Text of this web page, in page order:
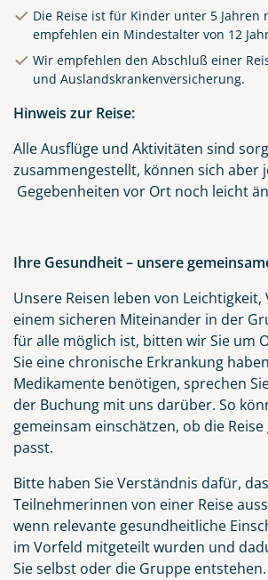
Die Reise ist für Kinder unter 5 Jahren
empfehlen ein Mindestalter von 12
Wir empfehlen den Abschluß einer
und Auslandskrankenversicherung.
Hinweis zur Reise:
Alle Ausflüge und Aktivitäten sind
zusammengestellt, können sich aber
Gegebenheiten vor Ort noch leicht
Ihre Gesundheit – unsere
Unsere Reisen leben von
einem sicheren Miteinander in der
für alle möglich ist, bitten wir Sie um
Sie eine chronische Erkrankung
Medikamente benötigen, sprechen
der Buchung mit uns darüber. So
gemeinsam einschätzen, ob die
passt.
Bitte haben Sie Verständnis dafür,
Teilnehmerinnen von einer Reise
wenn relevante gesundheitliche
im Vorfeld mitgeteilt wurden und
Sie selbst oder die Gruppe entstehen.